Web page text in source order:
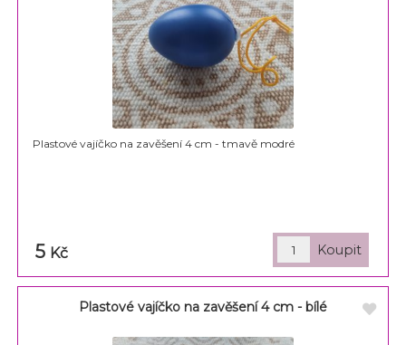
Plastové vajíčko na zavěšení 4 cm - tmavě modré
5 Kč
Plastové vajíčko na zavěšení 4 cm - bílé